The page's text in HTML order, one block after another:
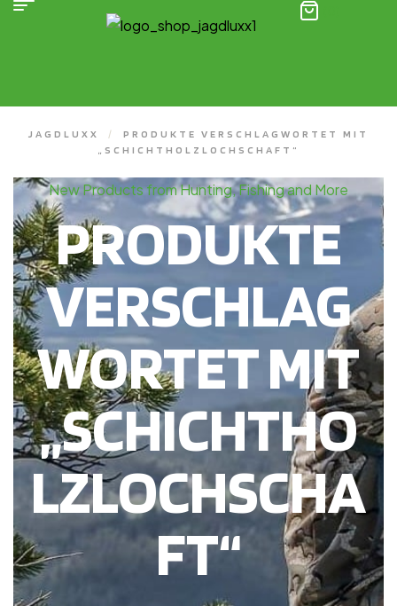
JAGDLUXX /
PRODUKTE VERSCHLAGWORTET MIT
„SCHICHTHOLZLOCHSCHAFT“
New Products from Hunting, Fishing and More
PRODUKTE
VERSCHLAG
WORTET MIT
„SCHICHTHO
LZLOCHSCHA
FT“